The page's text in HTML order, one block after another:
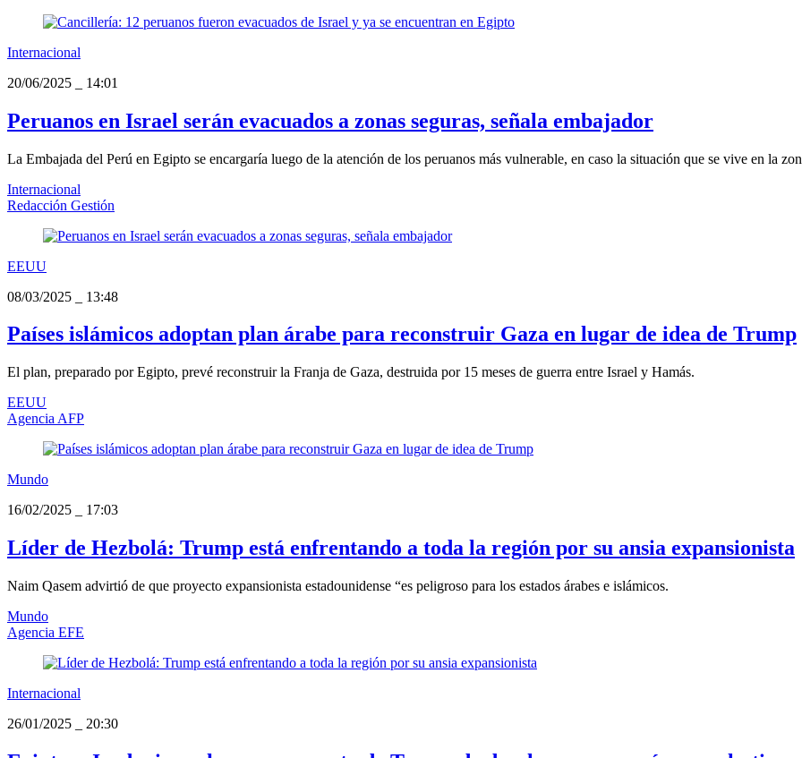
Internacional
20/06/2025
14:01
Peruanos en Israel serán evacuados a zonas seguras, señala embajador
La Embajada del Perú en Egipto se encargaría luego de la atención de los peruanos más vulnerable, en caso la situación que se vive en la
Internacional
Redacción Gestión
EEUU
08/03/2025
13:48
Países islámicos adoptan plan árabe para reconstruir Gaza en lugar de idea de Trump
El plan, preparado por Egipto, prevé reconstruir la Franja de Gaza, destruida por 15 meses de guerra entre Israel y Hamás.
EEUU
Agencia AFP
Mundo
16/02/2025
17:03
Líder de Hezbolá: Trump está enfrentando a toda la región por su ansia expansionista
Naim Qasem advirtió de que proyecto expansionista estadounidense “es peligroso para los estados árabes e islámicos.
Mundo
Agencia EFE
Internacional
26/01/2025
20:30